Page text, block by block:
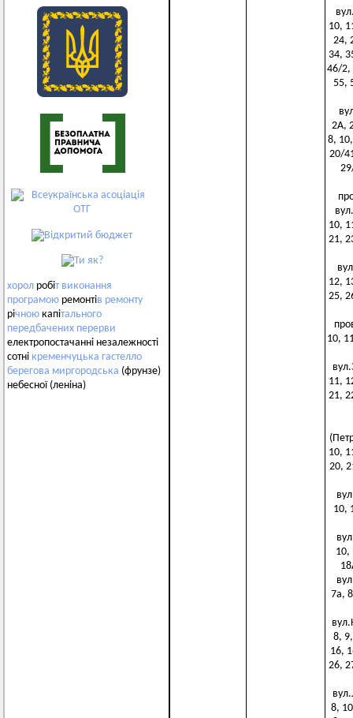
хорол робіт виконання
програмою ремонтів ремонту
річною капітального
передбачених перерви
електропостачанні незалежності
сотні кременчуцька гастелло
берегова миргородська (фрунзе)
небесної (леніна)
10,
24,
34,
46/2,
55,
2А,
8,
20/
10,
21,
12,
25,
10,
11,
21,
10,
20,
10,
10,
7а,
8,
16,
26,
8,